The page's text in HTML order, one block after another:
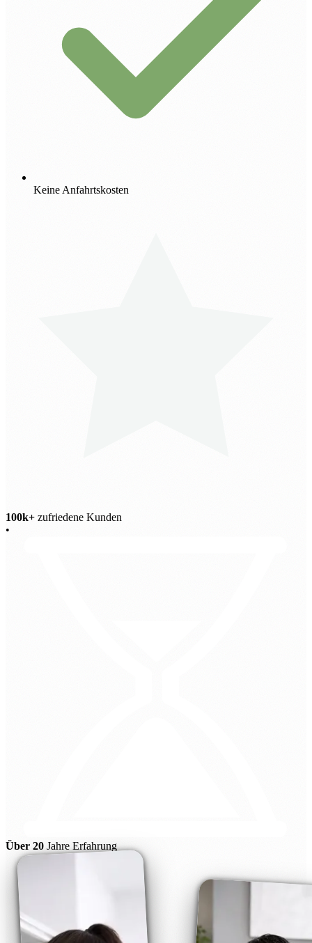
Keine Anfahrtskosten
100k+ zufriedene Kunden
•
Über 20 Jahre Erfahrung